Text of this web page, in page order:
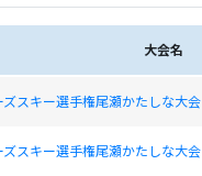
大会名
スキー選手権尾瀬かたしな大会
スキー選手権尾瀬かたしな大会